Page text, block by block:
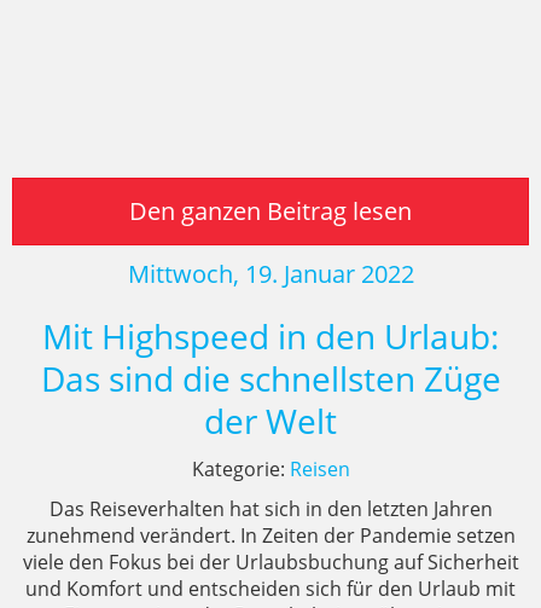
Den ganzen Beitrag lesen
Mittwoch, 19. Januar 2022
Mit Highspeed in den Urlaub:
Das sind die schnellsten Züge
der Welt
Kategorie: Reisen
Das Reiseverhalten hat sich in den letzten Jahren
zunehmend verändert. In Zeiten der Pandemie setzen
viele den Fokus bei der Urlaubsbuchung auf Sicherheit
und Komfort und entscheiden sich für den Urlaub mit